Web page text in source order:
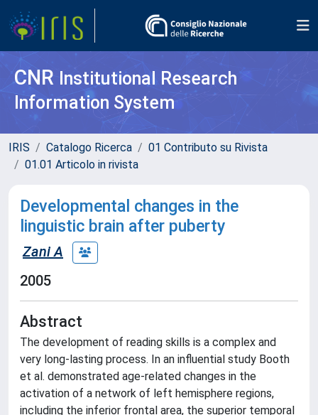
CNR Institutional Research
Information System
IRIS Catalogo Ricerca
01 Contributo su Rivista
01.01 Articolo in rivista
Developmental changes in the
linguistic brain after puberty
Zani A
2005
Abstract
The development of reading skills is a complex and
very long-lasting process. In an influential study Booth
et al. demonstrated age-related changes in the
activation of a network of left hemisphere regions,
including the inferior frontal area, the superior temporal